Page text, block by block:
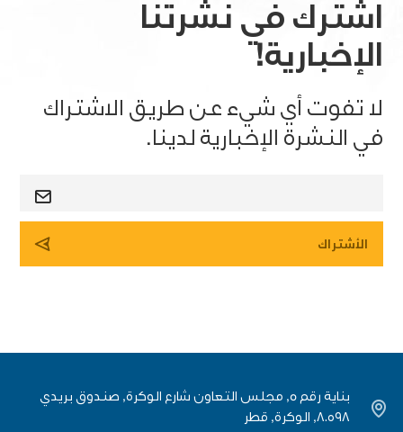
اشترك في نشرتنا
الإخبارية!
لا تفوت أي شيء عن طريق الاشتراك
في النشرة الإخبارية لدينا.
بناية رقم 5, مجلس التعاون شارع الوكرة, صندوق بريدي
٨٠٥٩٨, الوكرة, قطر